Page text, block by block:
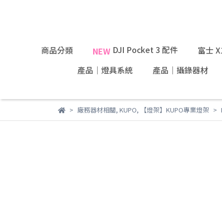
商品分類 NEWDJI Pocket 3 配件
富士
產品｜燈具系統
產品｜攝錄器材
廠務器材相關, KUPO, 【燈架】KUPO專業燈架